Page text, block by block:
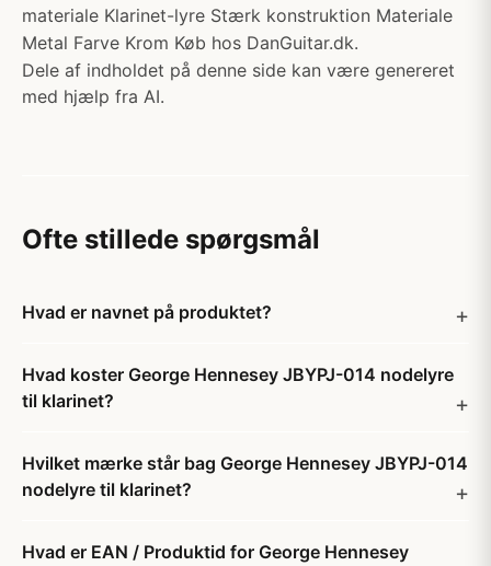
materiale Klarinet-lyre Stærk konstruktion Materiale
Metal Farve Krom Køb hos DanGuitar.dk.
Dele af indholdet på denne side kan være genereret
med hjælp fra AI.
Ofte stillede spørgsmål
Hvad er navnet på produktet?
Hvad koster George Hennesey JBYPJ-014 nodelyre
til klarinet?
Hvilket mærke står bag George Hennesey JBYPJ-014
nodelyre til klarinet?
Hvad er EAN / Produktid for George Hennesey